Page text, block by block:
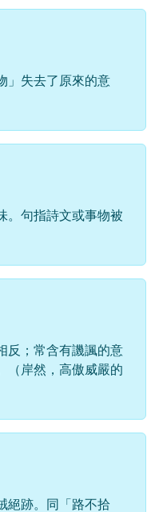
」失去了原來的意
。句指詩文或事物被
反；常含有譏諷的意
（岸然，高傲威嚴的
絕跡。同「路不拾